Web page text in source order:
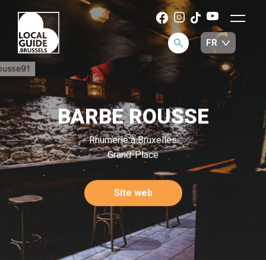
BARBE ROUSSE
Rhumerie à Bruxelles
Grand-Place
Site web